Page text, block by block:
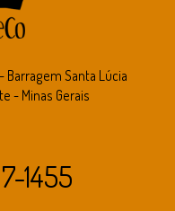
Santa Lúcia
- Minas Gerais
1455